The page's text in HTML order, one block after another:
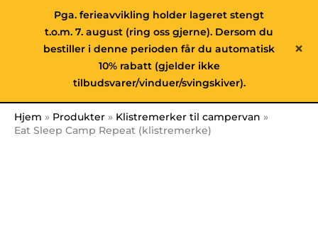
×
Pga. ferieavvikling holder lageret stengt
t.o.m. 7. august (ring oss gjerne). Dersom du
bestiller i denne perioden får du automatisk
10% rabatt (gjelder ikke
tilbudsvarer/vinduer/svingskiver).
Hjem Produkter
Klistremerker til campervan
Eat Sleep Camp Repeat (klistremerke)